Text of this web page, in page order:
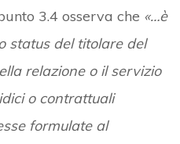
3.4 osserva che «…è
status del titolare del
relazione o il servizio
o contrattuali
formulate al